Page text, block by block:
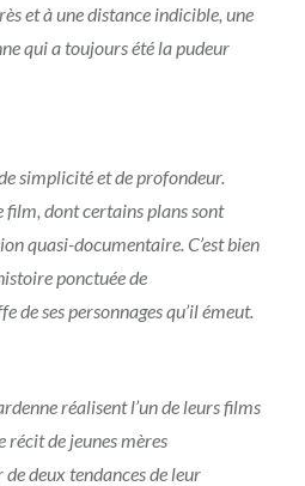
et à une distance indicible, une
qui a toujours été la pudeur
simplicité et de profondeur.
film, dont certains plans sont
quasi-documentaire. C’est bien
ponctuée de
de ses personnages qu’il émeut.
réalisent l’un de leurs films
récit de jeunes mères
deux tendances de leur